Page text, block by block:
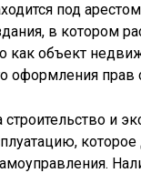
под
в котором
как объект
прав
и